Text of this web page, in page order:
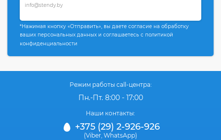
info@stendy.by
*Нажимая кнопку «Отправить», вы даете согласие на обработку
ваших персональных данных и соглашаетесь с политикой
конфиденциальности
Режим работы call-центра:
Пн.-Пт. 8:00 - 17:00
Наши контакты:
+375 (29) 2-926-926
(Viber WhatsApp)